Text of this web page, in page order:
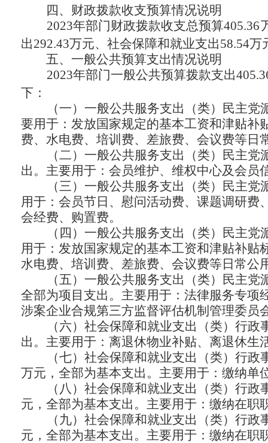
四、财政拨款收支预算情况说明
2023年部门财政拨款收支总预算405.36
出292.43万元、社会保障和就业支出58.54
五、一般公共预算支出情况说明
2023年部门一般公共预算拨款支出
下：
（一）一般公共服务支出（类）民主
要用于：发放国家规定的基本工资和津贴补
费、水电费、培训费、差旅费、会议费等日
（二）一般公共服务支出（类）民主
出。主要用于： 会员维护、维权中心及会员
（三）一般公共服务支出（类）民主
用于：会员节日、慰问活动费、课题调研费
会经费、购置费。
（四）一般公共服务支出（类）民主
用于：发放国家规定的基本工资和津贴补
水电费、培训费、差旅费、会议费等日常公
（五）一般公共服务支出（类）民主
全部为项目支出。主要用于：法律服务专
涉案企业合规第三方监督评估机制管理委员
（六）社会保障和就业支出（类）行
出。主要用于： 离退休物业补贴、离退休生
（七）社会保障和就业支出（类）行
万元，全部为基本支出。主要用于：缴纳单
（八）社会保障和就业支出（类）行
元，全部为基本支出。主要用于：缴纳在
（九）社会保障和就业支出（类）行
元，全部为基本支出。主要用于：缴纳在